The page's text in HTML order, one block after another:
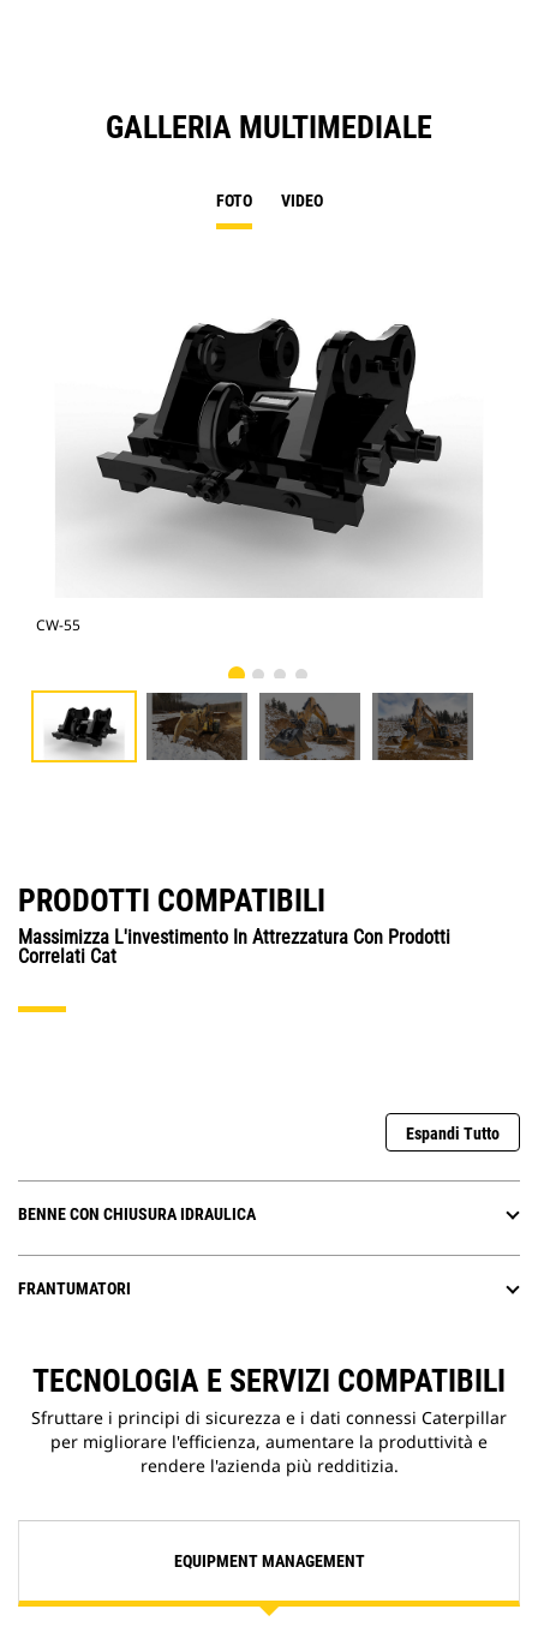
GALLERIA MULTIMEDIALE
FOTO VIDEO
CW-55
PRODOTTI COMPATIBILI
Massimizza L'investimento In Attrezzatura Con Prodotti
Correlati Cat
Espandi Tutto
BENNE CON CHIUSURA IDRAULICA
FRANTUMATORI
TECNOLOGIA E SERVIZI COMPATIBILI
Sfruttare i principi di sicurezza e i dati connessi Caterpillar
per migliorare l'efficienza, aumentare la produttività e
rendere l'azienda più redditizia.
EQUIPMENT MANAGEMENT